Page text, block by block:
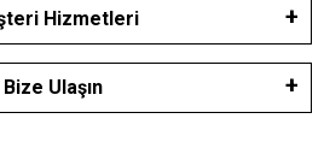
Hizmetleri
Bize Ulaşın